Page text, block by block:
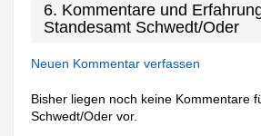
6. Kommentare und
Standesamt Schwedt/Oder
Neuen Kommentar verfassen
Bisher liegen noch keine Kommentare
Schwedt/Oder vor.